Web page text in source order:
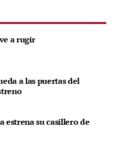
a rugir
a las puertas del
estrena su casillero de